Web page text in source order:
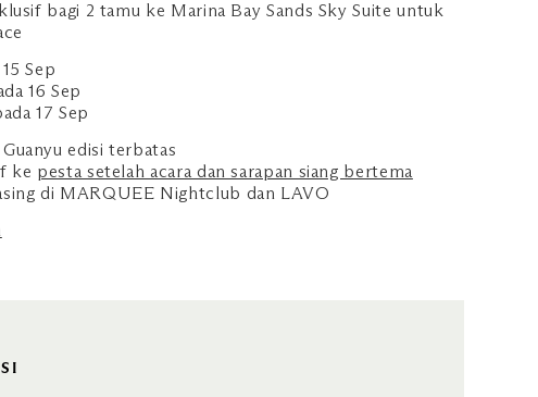
bagi 2 tamu ke Marina Bay Sands Sky Suite untuk
Sep
16 Sep
17 Sep
edisi terbatas
ke pesta setelah acara dan sarapan siang bertema
di MARQUEE Nightclub dan LAVO